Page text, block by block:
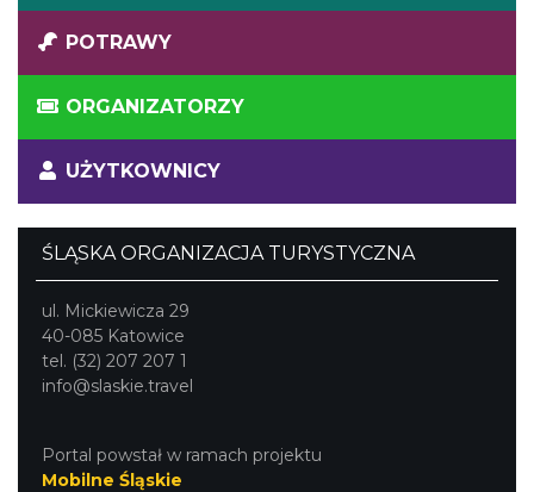
POTRAWY
ORGANIZATORZY
UŻYTKOWNICY
ŚLĄSKA ORGANIZACJA TURYSTYCZNA
ul. Mickiewicza 29
40-085 Katowice
tel. (32) 207 207 1
info@slaskie.travel
Portal powstał w ramach projektu
Mobilne Śląskie